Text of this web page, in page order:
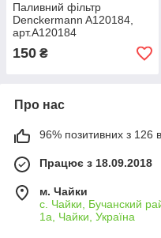
Паливний фільтр
Denckermann A120184,
арт.A120184
150 ₴
Про нас
96% позитивних з 126
Працює з 18.09.2018
м. Чайки
с. Чайки, Бучанский
1а, Чайки, Україна